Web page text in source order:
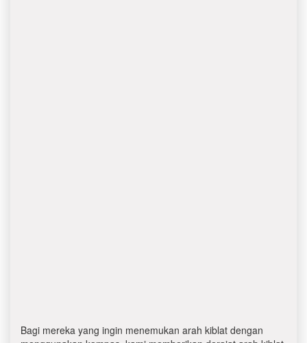
Bagi mereka yang ingin menemukan arah kiblat dengan